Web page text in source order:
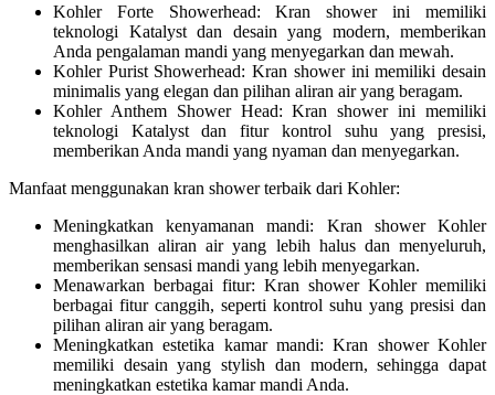
Kohler Forte Showerhead: Kran shower ini memiliki
teknologi Katalyst dan desain yang modern, memberikan
Anda pengalaman mandi yang menyegarkan dan mewah.
Kohler Purist Showerhead: Kran shower ini memiliki desain
minimalis yang elegan dan pilihan aliran air yang beragam.
Kohler Anthem Shower Head: Kran shower ini memiliki
teknologi Katalyst dan fitur kontrol suhu yang presisi,
memberikan Anda mandi yang nyaman dan menyegarkan.
Manfaat menggunakan kran shower terbaik dari Kohler:
Meningkatkan kenyamanan mandi: Kran shower Kohler
menghasilkan aliran air yang lebih halus dan menyeluruh,
memberikan sensasi mandi yang lebih menyegarkan.
Menawarkan berbagai fitur: Kran shower Kohler memiliki
berbagai fitur canggih, seperti kontrol suhu yang presisi dan
pilihan aliran air yang beragam.
Meningkatkan estetika kamar mandi: Kran shower Kohler
memiliki desain yang stylish dan modern, sehingga dapat
meningkatkan estetika kamar mandi Anda.